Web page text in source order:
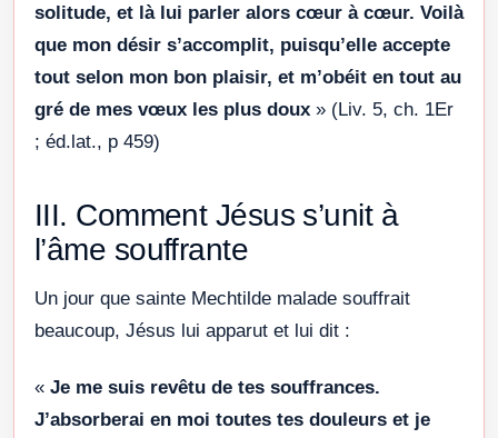
solitude, et là lui parler alors cœur à cœur. Voilà
que mon désir s’accomplit, puisqu’elle accepte
tout selon mon bon plaisir, et m’obéit en tout au
gré de mes vœux les plus doux » (Liv. 5, ch. 1Er
; éd.lat., p 459)
III. Comment Jésus s’unit à
l’âme souffrante
Un jour que sainte Mechtilde malade souffrait
beaucoup, Jésus lui apparut et lui dit :
« Je me suis revêtu de tes souffrances.
J’absorberai en moi toutes tes douleurs et je